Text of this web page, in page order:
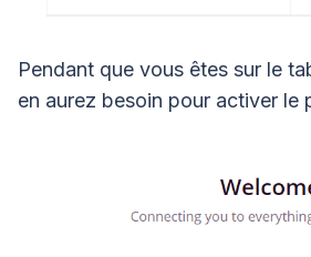
Pendant que vous êtes sur le
en aurez besoin pour activer le